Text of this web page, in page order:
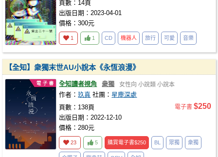
頁數：14頁
出版日期：2023-04-01
價格：300元
1 1 CD 機器人 旅行 可愛 音樂
【全知】衆獨末世AU小說本《永恆浪漫》
全知讀者視角 衆獨 女性向 小說類 小說本
作者：玖真 社團：星塵深處
頁數：138頁
出版日期：2022-12-10
價格：280元
電子書 $250
23 5 購買電子書$250 BL 眾獨 衆獨